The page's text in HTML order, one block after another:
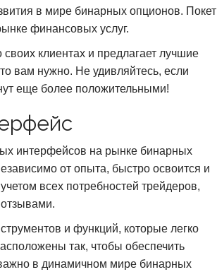
в мире бинарных опционов. Покет
финансовых услуг.
клиентах и предлагает лучшие
вам нужно. Не удивляйтесь, если
еще более положительными!
интерфейсов на рынке бинарных
от опыта, быстро освоится и
всех потребностей трейдеров,
и функций, которые легко
так, чтобы обеспечить
в динамичном мире бинарных